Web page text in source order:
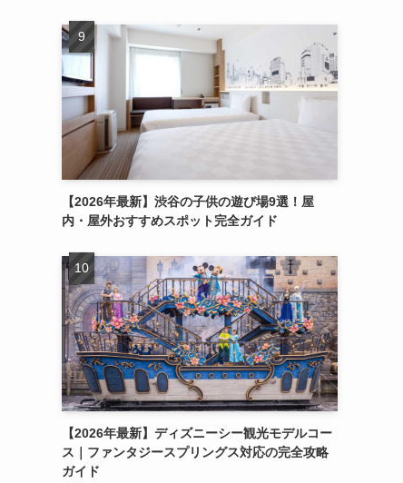
【2026年最新】渋谷の子供の遊び場9選！屋
内・屋外おすすめスポット完全ガイド
【2026年最新】ディズニーシー観光モデルコー
ス｜ファンタジースプリングス対応の完全攻略
ガイド